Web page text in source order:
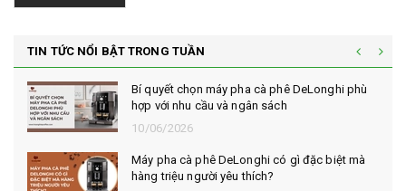
TIN TỨC NỔI BẬT TRONG TUẦN
Vì sao cà phê robusta rang mộc được đánh
giá cao trong giới sành cà phê?
10/06/2026
Bí quyết chọn mua cà phê hạt rang mộc thơm
ngon, chuẩn vị